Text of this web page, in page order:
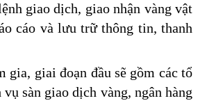
giao dịch, giao nhận vàng vật
cáo và lưu trữ thông tin, thanh
gia, giai đoạn đầu sẽ gồm các tổ
sàn giao dịch vàng, ngân hàng